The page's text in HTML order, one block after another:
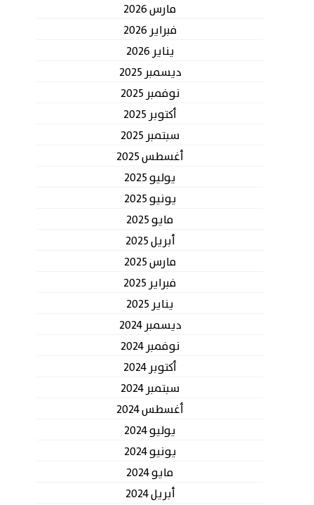
مارس 2026
فبراير 2026
يناير 2026
ديسمبر 2025
نوفمبر 2025
أكتوبر 2025
سبتمبر 2025
أغسطس 2025
يوليو 2025
يونيو 2025
مايو 2025
أبريل 2025
مارس 2025
فبراير 2025
يناير 2025
ديسمبر 2024
نوفمبر 2024
أكتوبر 2024
سبتمبر 2024
أغسطس 2024
يوليو 2024
يونيو 2024
مايو 2024
أبريل 2024